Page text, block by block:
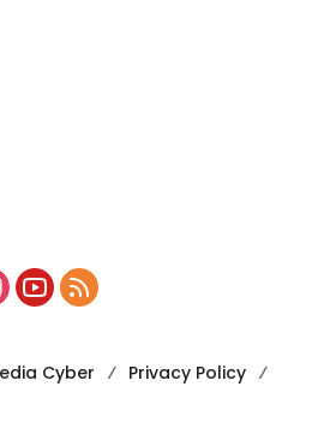
Cyber
Privacy Policy